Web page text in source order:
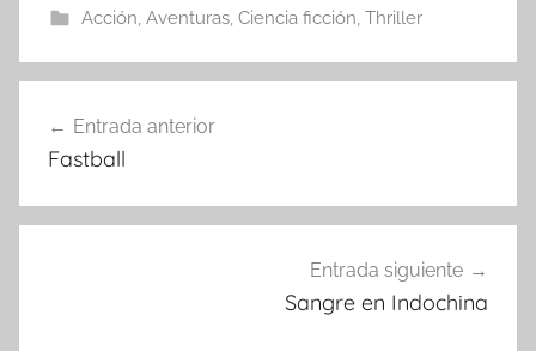
Acción, Aventuras, Ciencia ficción, Thriller
Navegación
de
entradas
Entrada anterior
Fastball
Entrada siguiente
Sangre en Indochina